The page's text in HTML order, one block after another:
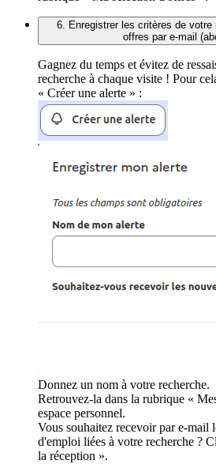
6. Enregistrer les critères de votre
offres par e-mail
Gagnez du temps et évitez de
recherche à chaque visite ! Pour
« Créer une alerte » :
Donnez un nom à votre recherche.
Retrouvez-la dans la rubrique «
espace personnel.
Vous souhaitez recevoir par e-mail
d'emploi liées à votre recherche ?
la réception ».